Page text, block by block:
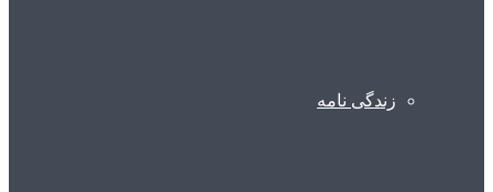
زندگی نامه